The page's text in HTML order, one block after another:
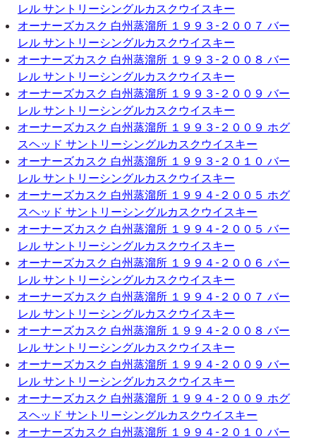
レル サントリーシングルカスクウイスキー
オーナーズカスク 白州蒸溜所 １９９３-２００７ バー
レル サントリーシングルカスクウイスキー
オーナーズカスク 白州蒸溜所 １９９３-２００８ バー
レル サントリーシングルカスクウイスキー
オーナーズカスク 白州蒸溜所 １９９３-２００９ バー
レル サントリーシングルカスクウイスキー
オーナーズカスク 白州蒸溜所 １９９３-２００９ ホグ
スヘッド サントリーシングルカスクウイスキー
オーナーズカスク 白州蒸溜所 １９９３-２０１０ バー
レル サントリーシングルカスクウイスキー
オーナーズカスク 白州蒸溜所 １９９４-２００５ ホグ
スヘッド サントリーシングルカスクウイスキー
オーナーズカスク 白州蒸溜所 １９９４-２００５ バー
レル サントリーシングルカスクウイスキー
オーナーズカスク 白州蒸溜所 １９９４-２００６ バー
レル サントリーシングルカスクウイスキー
オーナーズカスク 白州蒸溜所 １９９４-２００７ バー
レル サントリーシングルカスクウイスキー
オーナーズカスク 白州蒸溜所 １９９４-２００８ バー
レル サントリーシングルカスクウイスキー
オーナーズカスク 白州蒸溜所 １９９４-２００９ バー
レル サントリーシングルカスクウイスキー
オーナーズカスク 白州蒸溜所 １９９４-２００９ ホグ
スヘッド サントリーシングルカスクウイスキー
オーナーズカスク 白州蒸溜所 １９９４-２０１０ バー